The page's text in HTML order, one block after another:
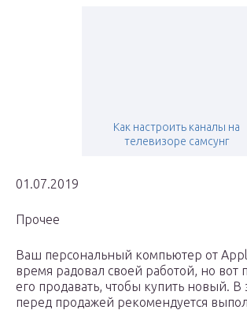
Как настроить каналы на
телевизоре самсунг
01.07.2019
Прочее
Ваш персональный компьютер от
время радовал своей работой, но
его продавать, чтобы купить новый. В
перед продажей рекомендуется